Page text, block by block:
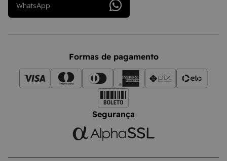
WhatsApp
Formas de pagamento
Segurança